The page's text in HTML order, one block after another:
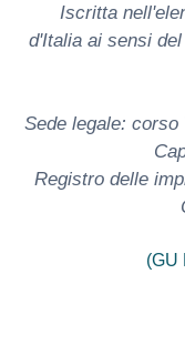
Iscritta
d'Italia ai sensi
Sede legale:
Registro delle
(GU